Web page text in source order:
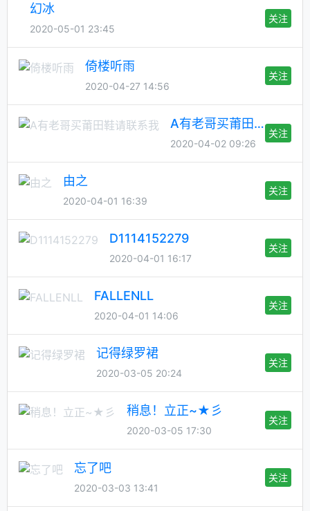
幻冰
2020-05-01 23:45
关注
倚楼听雨
2020-04-27 14:56
关注
A有老哥买莆田鞋请联系我
2020-04-02 09:26
关注
由之
2020-04-01 16:39
关注
D1114152279
2020-04-01 16:17
关注
FALLENLL
2020-04-01 14:06
关注
记得绿罗裙
2020-03-05 20:24
关注
稍息！立正~★彡
2020-03-05 17:30
关注
忘了吧
2020-03-03 13:41
关注